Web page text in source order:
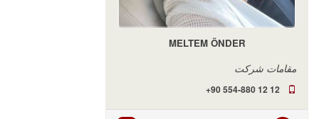
MELTEM ÖNDER
مقامات شرکت
+90 554-880 12 12